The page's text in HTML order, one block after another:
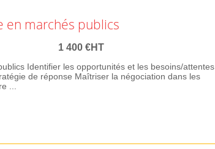
en marchés publics
1 400 €HT
Identifier les opportunités et les besoins/attentes
de réponse Maîtriser la négociation dans les
...